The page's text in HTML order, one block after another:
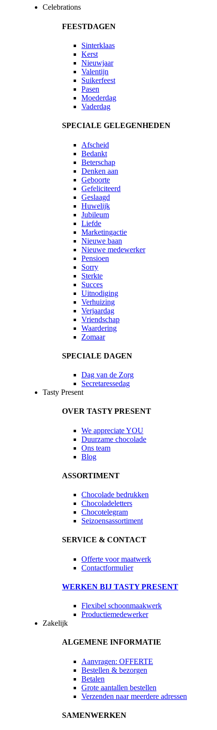
Celebrations
FEESTDAGEN
Sinterklaas
Kerst
Nieuwjaar
Valentijn
Suikerfeest
Pasen
Moederdag
Vaderdag
SPECIALE GELEGENHEDEN
Afscheid
Bedankt
Beterschap
Denken aan
Geboorte
Gefeliciteerd
Geslaagd
Huwelijk
Jubileum
Liefde
Marketingactie
Nieuwe baan
Nieuwe medewerker
Pensioen
Sorry
Sterkte
Succes
Uitnodiging
Verhuizing
Verjaardag
Vriendschap
Waardering
Zomaar
SPECIALE DAGEN
Dag van de Zorg
Secretaressedag
Tasty Present
OVER TASTY PRESENT
We appreciate YOU
Duurzame chocolade
Ons team
Blog
ASSORTIMENT
Chocolade bedrukken
Chocoladeletters
Chocotelegram
Seizoensassortiment
SERVICE & CONTACT
Offerte voor maatwerk
Contactformulier
WERKEN BIJ TASTY PRESENT
Flexibel schoonmaakwerk
Productiemedewerker
Zakelijk
ALGEMENE INFORMATIE
Aanvragen: OFFERTE
Bestellen & bezorgen
Betalen
Grote aantallen bestellen
Verzenden naar meerdere adressen
SAMENWERKEN